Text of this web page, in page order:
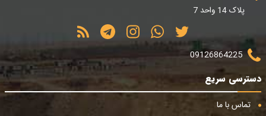
پلاک 14 واحد 7
09126864225
دسترسی سریع
تماس با ما